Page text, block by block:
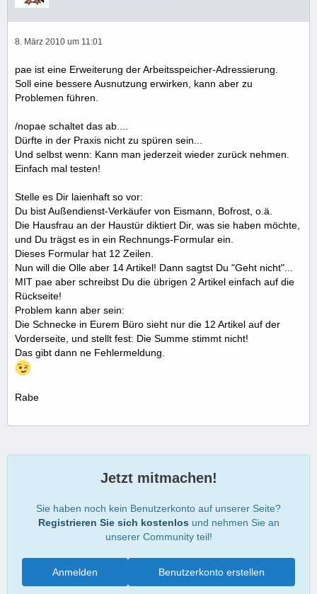
8. März 2010 um 11:01
pae ist eine Erweiterung der Arbeitsspeicher-Adressierung.
Soll eine bessere Ausnutzung erwirken, kann aber zu
Problemen führen.
/nopae schaltet das ab....
Dürfte in der Praxis nicht zu spüren sein...
Und selbst wenn: Kann man jederzeit wieder zurück nehmen.
Einfach mal testen!
Stelle es Dir laienhaft so vor:
Du bist Außendienst-Verkäufer von Eismann, Bofrost, o.ä.
Die Hausfrau an der Haustür diktiert Dir, was sie haben möchte,
und Du trägst es in ein Rechnungs-Formular ein.
Dieses Formular hat 12 Zeilen.
Nun will die Olle aber 14 Artikel! Dann sagtst Du "Geht nicht"...
MIT pae aber schreibst Du die übrigen 2 Artikel einfach auf die
Rückseite!
Problem kann aber sein:
Die Schnecke in Eurem Büro sieht nur die 12 Artikel auf der
Vorderseite, und stellt fest: Die Summe stimmt nicht!
Das gibt dann ne Fehlermeldung.
Rabe
Jetzt mitmachen!
Sie haben noch kein Benutzerkonto auf unserer Seite?
Registrieren Sie sich kostenlos und nehmen Sie an
unserer Community teil!
Benutzerkonto erstellen
Anmelden